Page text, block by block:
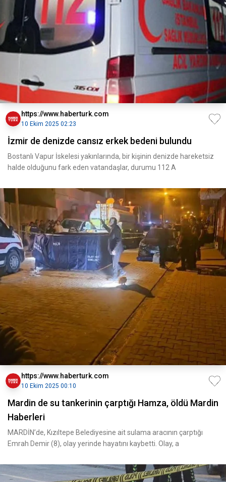
https://www.haberturk.com
10 Ekim 2025 02:23
İzmir de denizde cansız erkek bedeni bulundu
Bostanlı Vapur İskelesi yakınlarında, bir kişinin denizde hareketsiz
halde olduğunu fark eden vatandaşlar, durumu 112 A
https://www.haberturk.com
10 Ekim 2025 00:10
Mardin de su tankerinin çarptığı Hamza, öldü Mardin
Haberleri
MARDİN’de, Kızıltepe Belediyesine ait sulama aracının çarptığı
Emrah Demir (8), olay yerinde hayatını kaybetti. Olay, a